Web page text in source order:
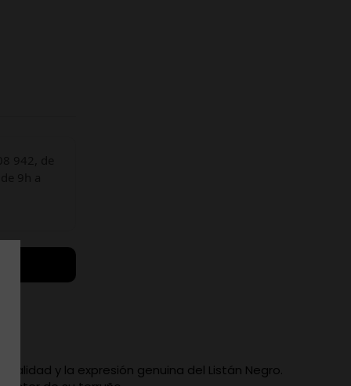
y la expresión genuina del Listán Negro.